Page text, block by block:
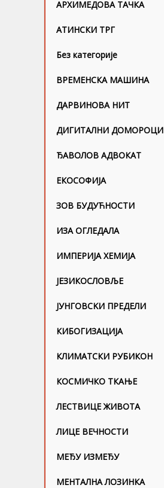
АРХИМЕДОВА ТАЧКА
АТИНСКИ ТРГ
Без категорије
ВРЕМЕНСКА МАШИНА
ДАРВИНОВА НИТ
ДИГИТАЛНИ ДОМОРОЦИ
ЂАВОЛОВ АДВОКАТ
ЕКОСОФИЈА
ЗОВ БУДУЋНОСТИ
ИЗА ОГЛЕДАЛА
ИМПЕРИЈА ХЕМИЈА
ЈЕЗИКОСЛОВЉЕ
ЈУНГОВСKИ ПРЕДЕЛИ
КИБОГИЗАЦИЈА
КЛИМАТСКИ РУБИКОН
КОСМИЧКО ТКАЊЕ
ЛЕСТВИЦЕ ЖИВОТА
ЛИЦЕ ВЕЧНОСТИ
МЕЂУ ИЗМЕЂУ
МЕНТАЛНА ЛОЗИНКА